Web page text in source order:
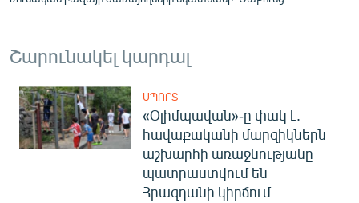
Շարունակել կարդալ
ՍՊՈՐՏ
«Օլիմպավան»-ը փակ է.
հավաքականի մարզիկներն
աշխարհի առաջնությանը
պատրաստվում են
Հրազդանի կիրճում